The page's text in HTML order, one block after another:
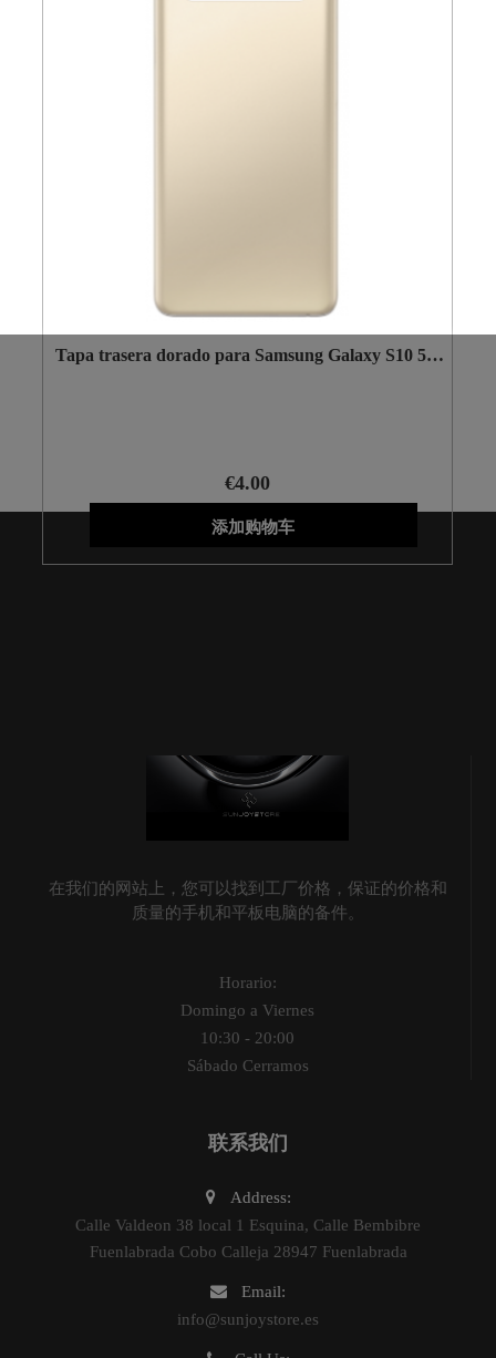
Tapa trasera dorado para Samsung Galaxy S10 5G
€4.00
添加购物车
在我们的网站上，您可以找到工厂价格，保证的价格和
质量的手机和平板电脑的备件。
Horario:
Domingo a Viernes
10:30 - 20:00
Sábado Cerramos
联系我们
Address:
Calle Valdeon 38 local 1 Esquina, Calle Bembibre
Fuenlabrada Cobo Calleja 28947 Fuenlabrada
Email:
info@sunjoystore.es